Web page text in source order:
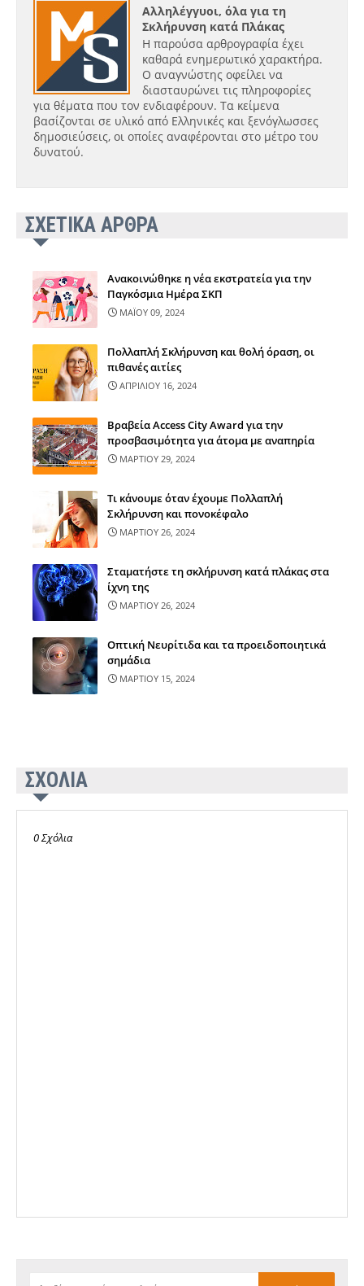
Αλληλέγγυοι, όλα για τη
Σκλήρυνση κατά Πλάκας
Η παρούσα αρθρογραφία έχει
καθαρά ενημερωτικό χαρακτήρα.
Ο αναγνώστης οφείλει να
διασταυρώνει τις πληροφορίες
για θέματα που τον ενδιαφέρουν. Τα κείμενα
βασίζονται σε υλικό από Ελληνικές και ξενόγλωσσες
δημοσιεύσεις, οι οποίες αναφέρονται στο μέτρο του
δυνατού.
ΣΧΕΤΙΚΑ ΑΡΘΡΑ
Ανακοινώθηκε η νέα εκστρατεία για την
Παγκόσμια Ημέρα ΣΚΠ
ΜΑΪΟΥ 09, 2024
Πολλαπλή Σκλήρυνση και θολή όραση, οι
πιθανές αιτίες
ΑΠΡΙΛΙΟΥ 16, 2024
Βραβεία Access City Award για την
προσβασιμότητα για άτομα με αναπηρία
ΜΑΡΤΙΟΥ 29, 2024
Τι κάνουμε όταν έχουμε Πολλαπλή
Σκλήρυνση και πονοκέφαλο
ΜΑΡΤΙΟΥ 26, 2024
Σταματήστε τη σκλήρυνση κατά πλάκας στα
ίχνη της
ΜΑΡΤΙΟΥ 26, 2024
Οπτική Νευρίτιδα και τα προειδοποιητικά
σημάδια
ΜΑΡΤΙΟΥ 15, 2024
ΣΧΟΛΙΑ
0 Σχόλια